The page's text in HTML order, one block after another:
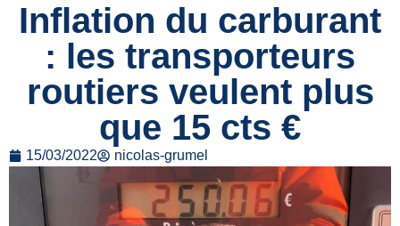
Inflation du carburant
: les transporteurs
routiers veulent plus
que 15 cts €
15/03/2022 nicolas-grumel